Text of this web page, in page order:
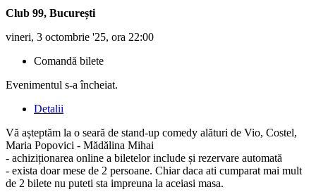
Club 99, București
vineri, 3 octombrie '25, ora 22:00
Comandă bilete
Evenimentul s-a încheiat.
Detalii
Vă așteptăm la o seară de stand-up comedy alături de Vio, Costel,
Maria Popovici - Mădălina Mihai
- achiziționarea online a biletelor include și rezervare automată
- exista doar mese de 2 persoane. Chiar daca ati cumparat mai mult
de 2 bilete nu puteti sta impreuna la aceiasi masa.